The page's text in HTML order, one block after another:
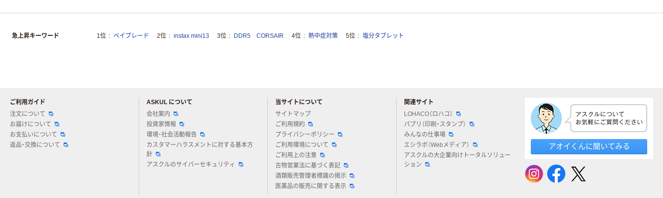
急上昇キーワード 1位 ベイブレード 2位 instax mini13 3位 DDR5 CORSAIR 4位 熱中症対策 5位 塩分タブレット
ご利用ガイド
注文について
お届けについて
お支払いについて
返品・交換について
ASKUL について
会社案内
投資家情報
環境・社会活動報告
カスタマーハラスメントに対する基本方
針
アスクルのサイバーセキュリティ
当サイトについて
サイトマップ
ご利用規約
プライバシーポリシー
ご利用環境について
ご利用上の注意
古物営業法に基づく表記
酒類販売管理者標識の掲示
医薬品の販売に関する表示
関連サイト
LOHACO（ロハコ）
パプリ（印刷・スタンプ）
みんなの仕事場
エシラボ（Webメディア）
アスクルの大企業向けトータルソリュー
ション
アオイくんに聞いてみる